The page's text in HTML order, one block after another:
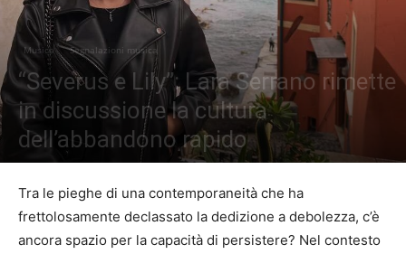
Musica Segnalazioni musica
“Severus e Lily”: Lara Serrano rimette
in discussione la cultura
dell’abbandono rapido
Di Elisa Serrani - 29 Marzo 2026 121
Tra le pieghe di una contemporaneità che ha
frettolosamente declassato la dedizione a debolezza, c’è
ancora spazio per la capacità di persistere? Nel contesto